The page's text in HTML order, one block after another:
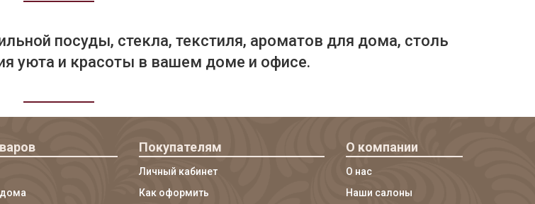
посуды, стекла, текстиля, ароматов для дома, столь
уюта и красоты в вашем доме и офисе.
Покупателям
Личный кабинет
Как оформить
О компании
О нас
Наши салоны